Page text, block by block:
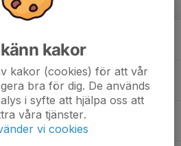
v.34
kakor
kakor (cookies) för att vår
bra för dig. De används
i syfte att hjälpa oss att
våra tjänster.
vi cookies